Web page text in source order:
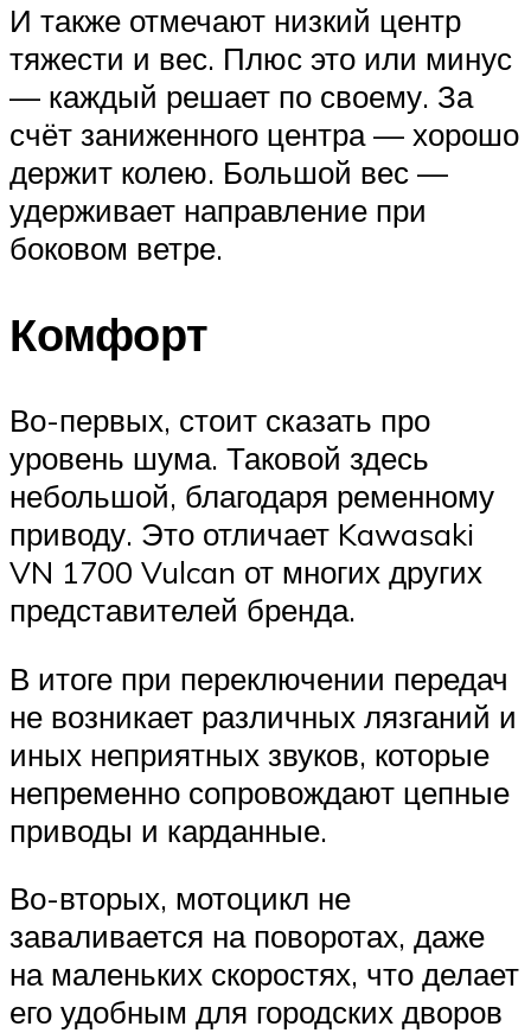
И также отмечают низкий центр
тяжести и вес. Плюс это или минус
— каждый решает по своему. За
счёт заниженного центра — хорошо
держит колею. Большой вес —
удерживает направление при
боковом ветре.
Комфорт
Во-первых, стоит сказать про
уровень шума. Таковой здесь
небольшой, благодаря ременному
приводу. Это отличает Kawasaki
VN 1700 Vulcan от многих других
представителей бренда.
В итоге при переключении передач
не возникает различных лязганий и
иных неприятных звуков, которые
непременно сопровождают цепные
приводы и карданные.
Во-вторых, мотоцикл не
заваливается на поворотах, даже
на маленьких скоростях, что делает
его удобным для городских дворов